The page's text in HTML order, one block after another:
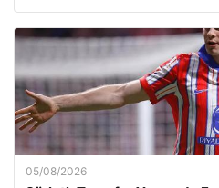
05/08/2026